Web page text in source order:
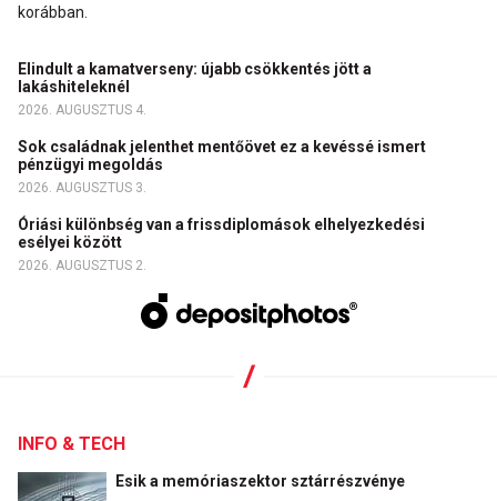
korábban.
Elindult a kamatverseny: újabb csökkentés jött a
lakáshiteleknél
2026. AUGUSZTUS 4.
Sok családnak jelenthet mentőövet ez a kevéssé ismert
pénzügyi megoldás
2026. AUGUSZTUS 3.
Óriási különbség van a frissdiplomások elhelyezkedési
esélyei között
2026. AUGUSZTUS 2.
INFO & TECH
Esik a memóriaszektor sztárrészvénye